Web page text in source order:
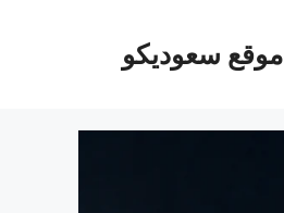
موقع سعوديكو